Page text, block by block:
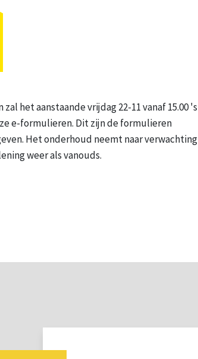
het aanstaande vrijdag 22-11 vanaf 15.00 's
e-formulieren. Dit zijn de formulieren
Het onderhoud neemt naar verwachting
weer als vanouds.